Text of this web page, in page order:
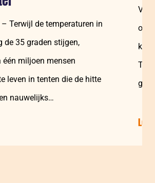
Terwijl de temperaturen in
de 35 graden stijgen,
miljoen mensen
leven in tenten die de hitte
nauwelijks…